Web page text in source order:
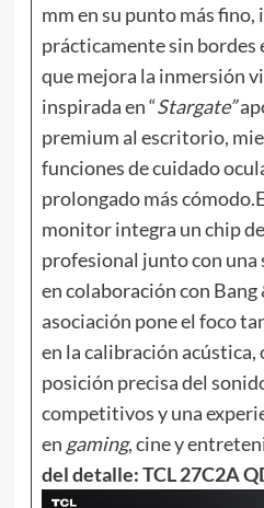
mm en su punto más
prácticamente sin bordes
que mejora la inmersión
inspirada en “Stargate”
premium al escritorio,
funciones de cuidado
prolongado más
monitor integra un chip
profesional junto con
en colaboración con Bang
asociación pone el foco
en la calibración acústica,
posición precisa del
competitivos y una
en gaming, cine y
del detalle: TCL 27C2A